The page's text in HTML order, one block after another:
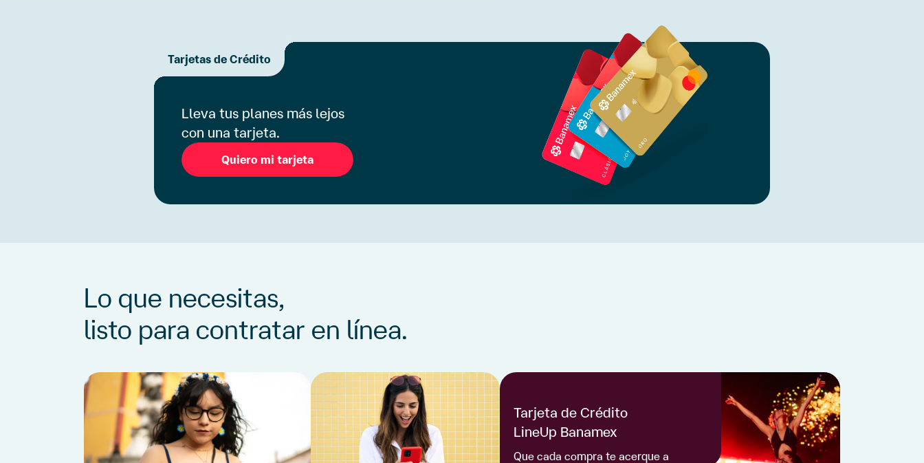
Tarjetas de Crédito
Lleva tus planes más lejos
con una tarjeta.
Quiero mi tarjeta
Lo que necesitas,
listo para contratar en línea.
Tarjeta de Crédito
LineUp Banamex
Que cada compra te acerque a